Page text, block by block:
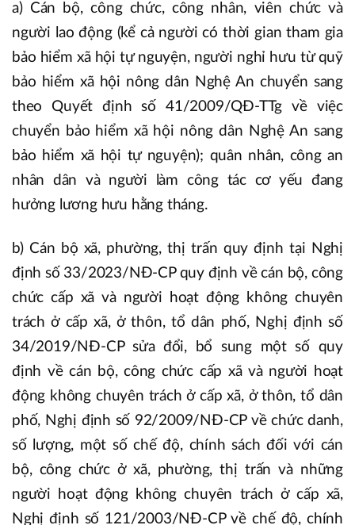
a) Cán bộ, công chức, công nhân, viên chức và
người lao động (kể cả người có thời gian tham gia
bảo hiểm xã hội tự nguyện, người nghỉ hưu từ quỹ
bảo hiểm xã hội nông dân Nghệ An chuyển sang
theo Quyết định số 41/2009/QĐ-TTg về việc
chuyển bảo hiểm xã hội nông dân Nghệ An sang
bảo hiểm xã hội tự nguyện); quân nhân, công an
nhân dân và người làm công tác cơ yếu đang
hưởng lương hưu hằng tháng.
b) Cán bộ xã, phường, thị trấn quy định tại Nghị
định số 33/2023/NĐ-CP quy định về cán bộ, công
chức cấp xã và người hoạt động không chuyên
trách ở cấp xã, ở thôn, tổ dân phố, Nghị định số
34/2019/NĐ-CP sửa đổi, bổ sung một số quy
định về cán bộ, công chức cấp xã và người hoạt
động không chuyên trách ở cấp xã, ở thôn, tổ dân
phố, Nghị định số 92/2009/NĐ-CP về chức danh,
số lượng, một số chế độ, chính sách đối với cán
bộ, công chức ở xã, phường, thị trấn và những
người hoạt động không chuyên trách ở cấp xã,
Nghị định số 121/2003/NĐ-CP về chế độ, chính